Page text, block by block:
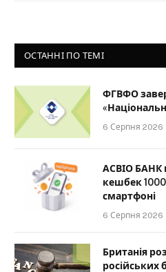
ОСТАННІ ПО ТЕМІ
ФГВФО
6 Серпня 2026
АСВІО БАНК
кешбек
смартфоні
6 Серпня 2026
Британія
російських